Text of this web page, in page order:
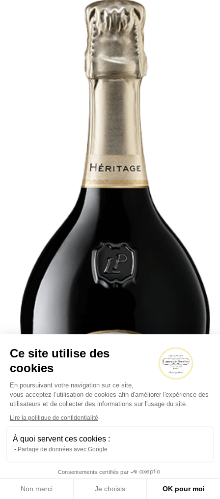
Ce site utilise des
cookies
En poursuivant votre navigation sur ce site,
vous acceptez l’utilisation de cookies afin d'améliorer l'expérience des
utilisateurs et de collecter des informations sur l'usage du site.
Lire la politique de confidentialité
À quoi servent ces cookies :
Partage de données avec Google
Consentements certifiés par
Non merci Je choisis OK pour moi